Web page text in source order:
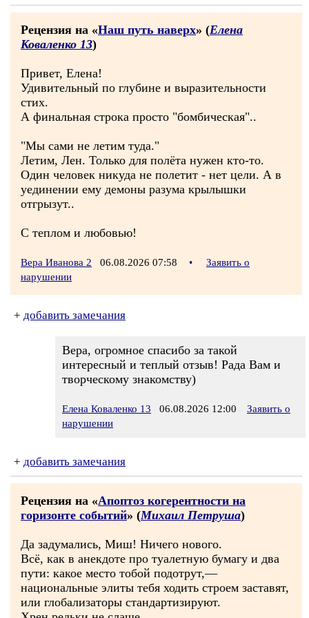
Рецензия на «Наш путь наверх» (Елена
Коваленко 13)
Привет, Елена!
Удивительный по глубине и выразительности
стих.
А финальная строка просто "бомбическая"..
"Мы сами не летим туда."
Летим, Лен. Только для полёта нужен кто-то.
Один человек никуда не полетит - нет цели. А в
уединении ему демоны разума крылышки
отгрызут..
С теплом и любовью!
Вера Иванова 2 06.08.2026 07:58 •
Заявить о
нарушении
+ добавить замечания
Вера, огромное спасибо за такой
интересный и теплый отзыв! Рада Вам и
творческому знакомству)
Елена Коваленко 13 06.08.2026 12:00
Заявить о
нарушении
+ добавить замечания
Рецензия на «Апоптоз когерентности на
горизонте событий» (Михаил Петруша)
Да задумались, Миш! Ничего нового.
Всё, как в анекдоте про туалетную бумагу и два
пути: какое место тобой подотрут,—
национальные элиты тебя ходить строем заставят,
или глобализаторы стандартизируют.